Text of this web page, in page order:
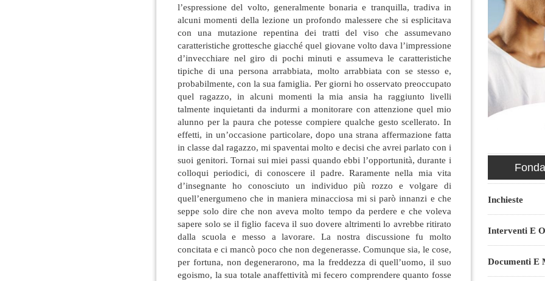
l’espressione del volto, generalmente bonaria e tranquilla, tradiva in
alcuni momenti della lezione un profondo malessere che si esplicitava
con una mutazione repentina dei tratti del viso che assumevano
caratteristiche grottesche giacché quel giovane volto dava l’impressione
d’invecchiare nel giro di pochi minuti e assumeva le caratteristiche
tipiche di una persona arrabbiata, molto arrabbiata con se stesso e,
probabilmente, con la sua famiglia. Per giorni ho osservato preoccupato
quel ragazzo, in alcuni momenti la mia ansia ha raggiunto livelli
talmente inquietanti da indurmi a monitorare con attenzione quel mio
alunno per la paura che potesse compiere qualche gesto scellerato. In
effetti, in un’occasione particolare, dopo una strana affermazione fatta
in classe dal ragazzo, mi spaventai molto e decisi che avrei parlato con i
suoi genitori. Tornai sui miei passi quando ebbi l’opportunità, durante i
colloqui periodici, di conoscere il padre. Raramente nella mia vita
d’insegnante ho conosciuto un individuo più rozzo e volgare di
quell’energumeno che in maniera minacciosa mi si parò innanzi e che
seppe solo dire che non aveva molto tempo da perdere e che voleva
sapere solo se il figlio faceva il suo dovere altrimenti lo avrebbe ritirato
dalla scuola e messo a lavorare. La nostra discussione fu molto
concitata e ci mancò poco che non degenerasse. Comunque sia, le cose,
per fortuna, non degenerarono, ma la freddezza di quell’uomo, il suo
egoismo, la sua totale anaffettività mi fecero comprendere quanto fosse
Inchieste
Interventi E
Documenti E